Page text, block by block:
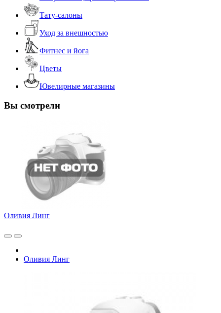
Тату-салоны
Уход за внешностью
Фитнес и йога
Цветы
Ювелирные магазины
Вы смотрели
Оливия Линг
Оливия Линг